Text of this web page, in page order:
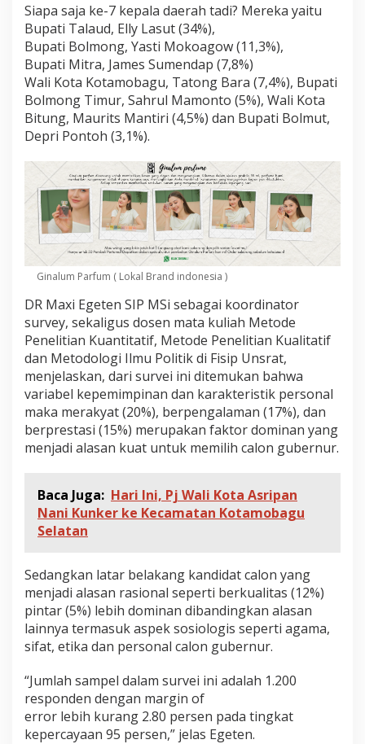
g
a
r
a
M
a
s
U
r
u
t
a
n
k
a
m
Siapa saja ke-7 kepala daerah tadi? Mereka yaitu
Bupati Talaud, Elly Lasut (34%),
Bupati Bolmong, Yasti Mokoagow (11,3%),
Bupati Mitra, James Sumendap (7,8%)
Wali Kota Kotamobagu, Tatong Bara (7,4%), Bupati
Bolmong Timur, Sahrul Mamonto (5%), Wali Kota
Bitung, Maurits Mantiri (4,5%) dan Bupati Bolmut,
Depri Pontoh (3,1%).
Ginalum Parfum ( Lokal Brand indonesia )
DR Maxi Egeten SIP MSi sebagai koordinator
survey, sekaligus dosen mata kuliah Metode
Penelitian Kuantitatif, Metode Penelitian Kualitatif
dan Metodologi Ilmu Politik di Fisip Unsrat,
menjelaskan, dari survei ini ditemukan bahwa
variabel kepemimpinan dan karakteristik personal
maka merakyat (20%), berpengalaman (17%), dan
berprestasi (15%) merupakan faktor dominan yang
menjadi alasan kuat untuk memilih calon gubernur.
Baca Juga: Hari Ini, Pj Wali Kota Asripan
Nani Kunker ke Kecamatan Kotamobagu
Selatan
Sedangkan latar belakang kandidat calon yang
menjadi alasan rasional seperti berkualitas (12%)
pintar (5%) lebih dominan dibandingkan alasan
lainnya termasuk aspek sosiologis seperti agama,
sifat, etika dan personal calon gubernur.
“Jumlah sampel dalam survei ini adalah 1.200
responden dengan margin of
error lebih kurang 2.80 persen pada tingkat
kepercayaan 95 persen,” jelas Egeten.